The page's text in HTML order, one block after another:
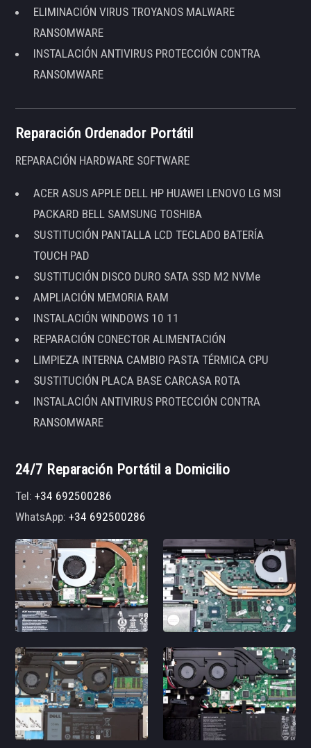
ELIMINACIÓN VIRUS TROYANOS MALWARE
RANSOMWARE
INSTALACIÓN ANTIVIRUS PROTECCIÓN CONTRA
RANSOMWARE
Reparación Ordenador Portátil
REPARACIÓN HARDWARE SOFTWARE
ACER ASUS APPLE DELL HP HUAWEI LENOVO LG MSI
PACKARD BELL SAMSUNG TOSHIBA
SUSTITUCIÓN PANTALLA LCD TECLADO BATERÍA
TOUCH PAD
SUSTITUCIÓN DISCO DURO SATA SSD M2 NVMe
AMPLIACIÓN MEMORIA RAM
INSTALACIÓN WINDOWS 10 11
REPARACIÓN CONECTOR ALIMENTACIÓN
LIMPIEZA INTERNA CAMBIO PASTA TÉRMICA CPU
SUSTITUCIÓN PLACA BASE CARCASA ROTA
INSTALACIÓN ANTIVIRUS PROTECCIÓN CONTRA
RANSOMWARE
24/7 Reparación Portátil a Domicilio
Tel:+34 692500286
WhatsApp:+34 692500286